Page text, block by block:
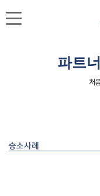
파트
처
승소사례